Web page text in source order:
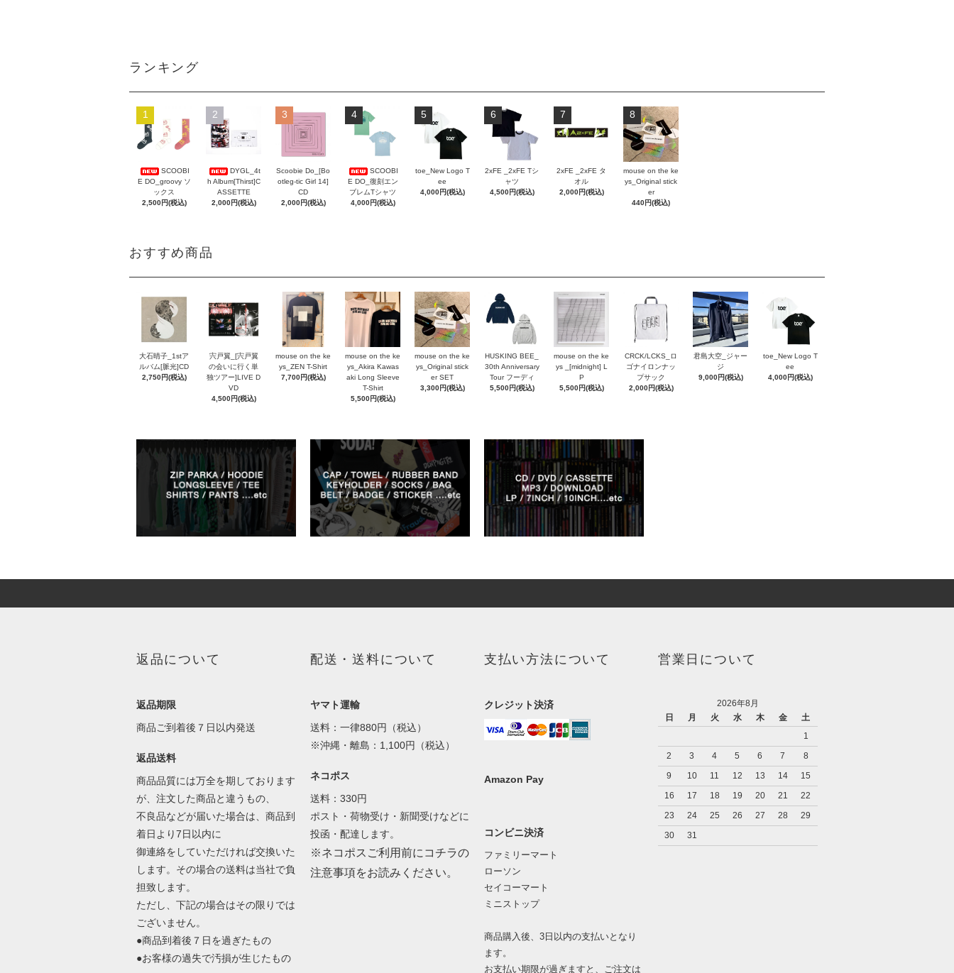
ランキング
1
SCOOBI
E DO_groovy ソ
ックス
2,500円(税込)
2
DYGL_4t
h Album[Thirst]C
ASSETTE
2,000円(税込)
3
Scoobie Do_[Bo
otleg-tic Girl 14]
CD
2,000円(税込)
4
SCOOBI
E DO_復刻エン
ブレムTシャツ
4,000円(税込)
5
toe_New Logo T
ee
4,000円(税込)
6
2xFE _2xFE Tシ
ャツ
4,500円(税込)
7
2xFE _2xFE タ
オル
2,000円(税込)
8
mouse on the ke
ys_Original stick
er
440円(税込)
おすすめ商品
大石晴子_1stア
ルバム[脈光]CD
2,750円(税込)
宍戸翼_[宍戸翼
の会いに行く単
独ツアー]LIVE D
VD
4,500円(税込)
mouse on the ke
ys_ZEN T-Shirt
7,700円(税込)
mouse on the ke
ys_Akira Kawas
aki Long Sleeve
T-Shirt
5,500円(税込)
mouse on the ke
ys_Original stick
er SET
3,300円(税込)
HUSKING BEE_
30th Anniversary
Tour フーディ
5,500円(税込)
mouse on the ke
ys _[midnight] L
P
5,500円(税込)
CRCK/LCKS_ロ
ゴナイロンナッ
プサック
2,000円(税込)
君島大空_ジャー
ジ
9,000円(税込)
toe_New Logo T
ee
4,000円(税込)
返品について
返品期限
商品ご到着後７日以内発送
返品送料
商品品質には万全を期しております
が、注文した商品と違うもの、
不良品などが届いた場合は、商品到
着日より7日以内に
御連絡をしていただければ交換いた
します。その場合の送料は当社で負
担致します。
ただし、下記の場合はその限りでは
ございません。
●商品到着後７日を過ぎたもの
●お客様の過失で汚損が生じたもの
配送・送料について
ヤマト運輸
送料：一律880円（税込）
※沖縄・離島：1,100円（税込）
ネコポス
送料：330円
ポスト・荷物受け・新聞受けなどに
投函・配達します。
※ネコポスご利用前にコチラの
注意事項をお読みください。
支払い方法について
クレジット決済
Amazon Pay
コンビニ決済
ファミリーマート
ローソン
セイコーマート
ミニストップ
商品購入後、3日以内の支払いとなり
ます。
お支払い期限が過ぎますと、ご注文は
営業日について
2026年8月
日
月 火 水 木 金
土
1
2
3 4 5 6 7
8
9
10 11 12 13 14
15
16
17 18 19 20 21
22
23
24 25 26 27 28
29
30
31